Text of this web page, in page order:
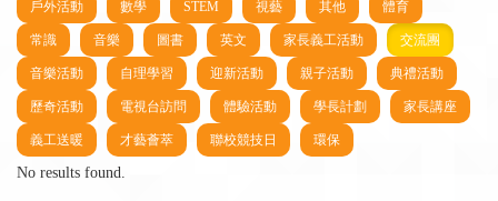
戶外活動 數學 STEM 視藝 其他 體育
常識 音樂 圖書 英文 家長義工活動 交流團
音樂活動 自理學習 迎新活動 親子活動 典禮活動
歷奇活動 電視台訪問 體驗活動 學長計劃 家長講座
義工送暖 才藝薈萃 聯校競技日 環保
No results found.